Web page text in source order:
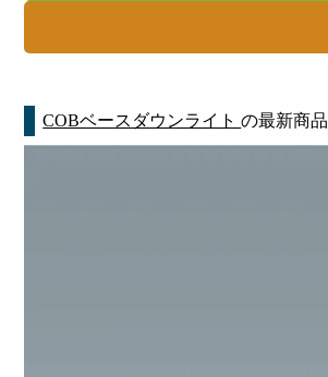
COBベースダウンライトの最新商品